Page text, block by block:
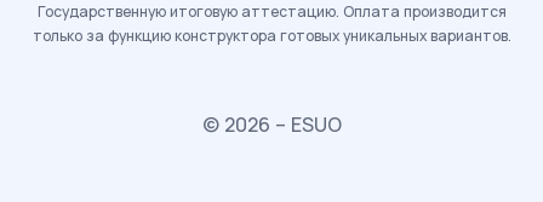
Государственную итоговую аттестацию. Оплата производится
только за функцию конструктора готовых уникальных вариантов.
© 2026 – ESUO